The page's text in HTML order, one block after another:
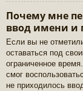
Почему мне
ввод имени и
Если вы не
оставаться под
ограниченное
смог
не приходилось